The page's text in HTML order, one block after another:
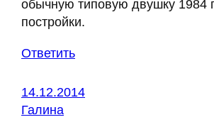
обычную типовую двушку 1984
постройки.
Ответить
14.12.2014
Галина